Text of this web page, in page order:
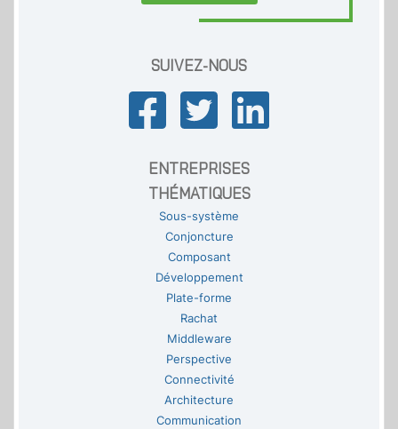
SUIVEZ-NOUS
ENTREPRISES
THÉMATIQUES
Sous-système
Conjoncture
Composant
Développement
Plate-forme
Rachat
Middleware
Perspective
Connectivité
Architecture
Communication